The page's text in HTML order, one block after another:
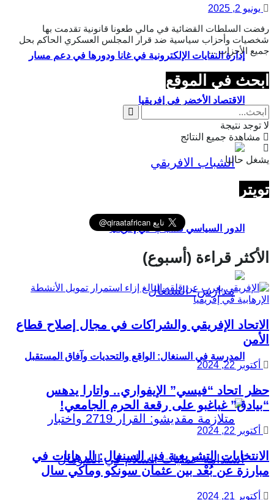
إدارة النفايات الإلكترونية في غانا ودورها في دعم مسار
الاقتصاد الأخضر في إفريقيا
الدور السياسي للشباب في إفريقيا
المدرسة في السنغال: الواقع والتحديات وآفاق المستقبل
يونيو 2, 2025
رفضت السلطات القضائية في مالي طعونا قانونية تقدمت بها
شخصيات وأحزاب سياسية ضد قرار المجلس العسكري الحاكم بحل
جميع الأحزاب ...
ابحث في الموقع
لا توجد نتيجة
مشاهدة جميع النتائج
يشغل حاليا
تويتر
الأكثر قراءة (أسبوع)
الاتحاد الإفريقي والشراكات في مجال إصلاح قطاع
الأمن
أكتوبر 22, 2024
حظر اتحاد “فيسي” الإيفواري.. واتارا يدهس
“بيادق” غباغبو على رقعة الحرم الجامعي!
أكتوبر 22, 2024
الانتخابات التشريعية في السنغال: الرهانات في
مبارزة عن بُعْد بين عثمان سونكو وماكي سال
أكتوبر 21, 2024